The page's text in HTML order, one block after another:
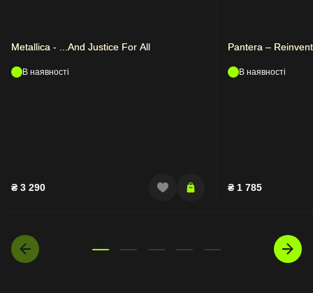
Metallica - ...And Justice For All
В наявності
₴ 3 290
Pantera –
В наявності
₴ 1 785